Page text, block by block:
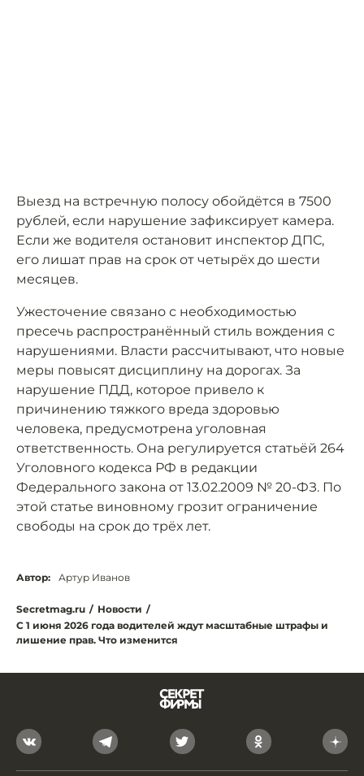
Выезд на встречную полосу обойдётся в 7500
рублей, если нарушение зафиксирует камера.
Если же водителя остановит инспектор ДПС,
его лишат прав на срок от четырёх до шести
месяцев.
Ужесточение связано с необходимостью
пресечь распространённый стиль вождения с
нарушениями. Власти рассчитывают, что новые
меры повысят дисциплину на дорогах. За
нарушение ПДД, которое привело к
причинению тяжкого вреда здоровью
человека, предусмотрена уголовная
ответственность. Она регулируется статьёй 264
Уголовного кодекса РФ в редакции
Федерального закона от 13.02.2009 № 20-ФЗ. По
этой статье виновному грозит ограничение
свободы на срок до трёх лет.
Автор: Артур Иванов
Secretmag.ru / Новости /
С 1 июня 2026 года водителей ждут масштабные штрафы и
лишение прав. Что изменится